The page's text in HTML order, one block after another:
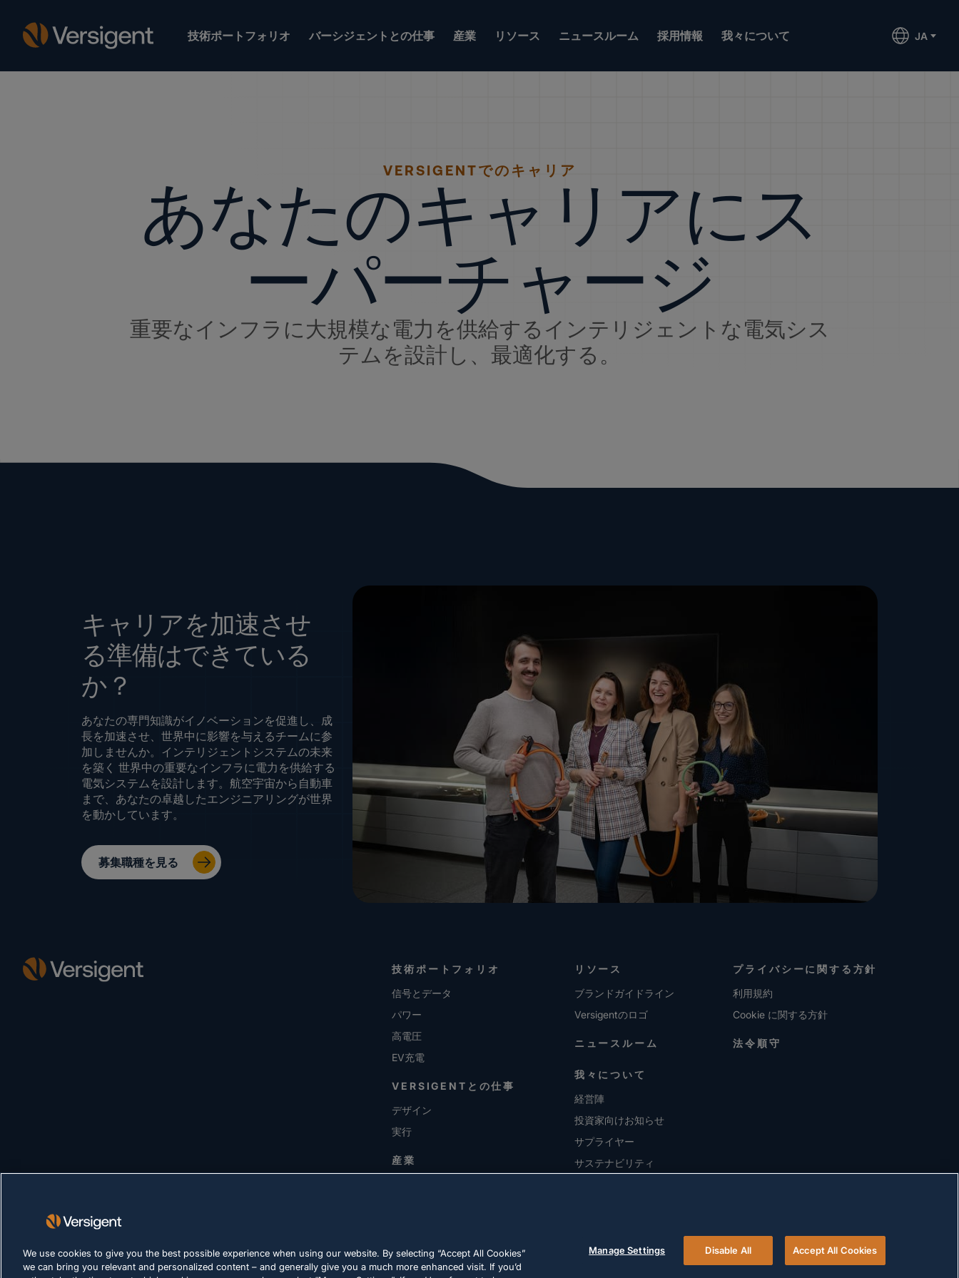
技術ポートフォリオ バーシジェントとの仕事 産業 リソース ニュースルーム 採用情報 我々について JA
VERSIGENTでのキャリア
あなたのキャリアにス
ーパーチャージ
重要なインフラに大規模な電力を供給するインテリジェントな電気シス
テムを設計し、最適化する。
キャリアを加速させ
る準備はできている
か？
あなたの専門知識がイノベーションを促進し、成
長を加速させ、世界中に影響を与えるチームに参
加しませんか。インテリジェントシステムの未来
を築く 世界中の重要なインフラに電力を供給する
電気システムを設計します。航空宇宙から自動車
まで、あなたの卓越したエンジニアリングが世界
を動かしています。
募集職種を見る
技術ポートフォリオ
信号とデータ
パワー
高電圧
EV充電
VERSIGENTとの仕事
デザイン
実行
産業
リソース
ブランドガイドライン
Versigentのロゴ
ニュースルーム
我々について
経営陣
投資家向けお知らせ
サプライヤー
サステナビリティ
プライバシーに関する方針
利用規約
Cookie に関する方針
法令順守
© 2026 Versigent. All rights reserved
We use cookies to give you the best possible experience when using our website. By selecting “Accept All Cookies”
we can bring you relevant and personalized content – and generally give you a much more enhanced visit. If you’d
Manage Settings Disable All Accept All Cookies